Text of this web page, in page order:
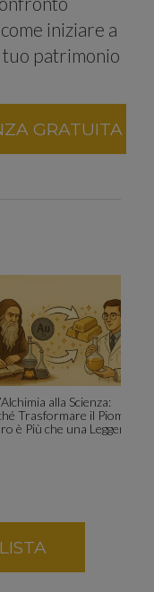
iniziare a
tuo patrimonio
GRATUITA
alla Scienza:
Trasformare il Piombo
è Più che una Leggenda